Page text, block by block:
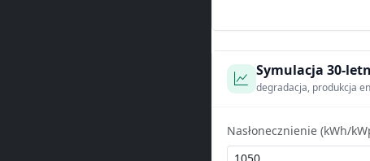
Symulacja 30-
degradacja, produkcja
Nasłonecznienie (kWh/